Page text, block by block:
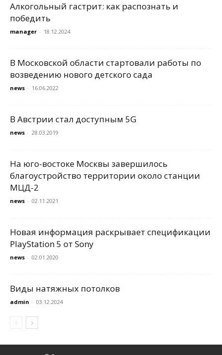
Алкогольный гастрит: как распознать и
победить
manager - 18.12.2024
В Московской области стартовали работы по
возведению нового детского сада
news - 16.06.2022
В Австрии стал доступным 5G
news - 28.03.2019
На юго-востоке Москвы завершилось
благоустройство территории около станции
МЦД-2
news - 02.11.2021
Новая информация раскрывает спецификации
PlayStation 5 от Sony
news - 02.01.2020
Виды натяжных потолков
admin - 03.12.2024